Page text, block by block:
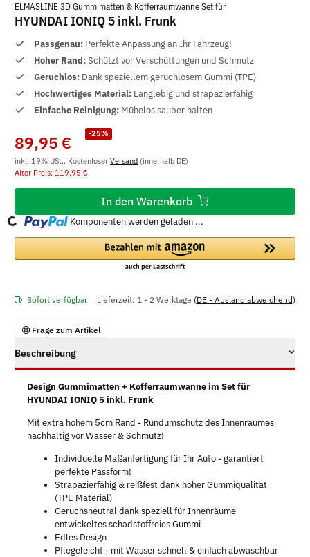
ELMASLINE 3D Gummimatten & Kofferraumwanne Set für
HYUNDAI IONIQ 5 inkl. Frunk
Passgenau: Perfekte Anpassung an Ihr Fahrzeug!
Hoher Rand:Schützt vor Verschüttungen und Schmutz
Geruchlos: Dank speziellem geruchlosem Gummi (TPE)
Hochwertiges Material: Langlebig und strapazierfähig
Einfache Reinigung: Mühelos sauber halten
-25%
89,95 €
inkl. 19% USt., Kostenloser Versand (innerhalb DE)
Alter Preis: 119,95 €
In den Warenkorb
Komponenten werden geladen ...
Sofort verfügbar Lieferzeit: 1 - 2 Werktage (DE - Ausland abweichend)
Frage zum Artikel
Beschreibung
Design Gummimatten + Kofferraumwanne im Set für
HYUNDAI IONIQ 5 inkl. Frunk
Mit extra hohem 5cm Rand - Rundumschutz des Innenraumes
nachhaltig vor Wasser & Schmutz!
Individuelle Maßanfertigung für Ihr Auto - garantiert
perfekte Passform!
Strapazierfähig & reißfest dank hoher Gummiqualität
(TPE Material)
Geruchsneutral dank speziell für Innenräume
entwickeltes schadstoffreies Gummi
Edles Design
Pflegeleicht - mit Wasser schnell & einfach abwaschbar